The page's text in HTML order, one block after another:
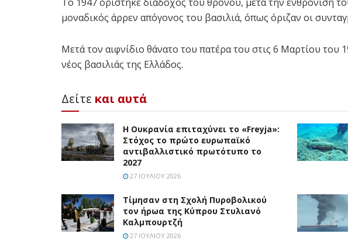
μοναδικός άρρεν απόγονος του βασιλιά, όπως όριζαν οι
Μετά τον αιφνίδιο θάνατο του πατέρα του στις 6 Μαρτίου του
νέος βασιλιάς της Ελλάδος.
Δείτε και αυτά
Η Ουκρανία επιταχύνει το «Freyja»:
Στόχος το πρώτο ευρωπαϊκό
αντιβαλλιστικό πρωτότυπο το
2027
27 ΙΟΥΛΊΟΥ 2026
Τίμησαν στη Σχολή Πυροβολικού
τον ήρωα της Κύπρου Στυλιανό
Καλμπουρτζή
27 ΙΟΥΛΊΟΥ 2026